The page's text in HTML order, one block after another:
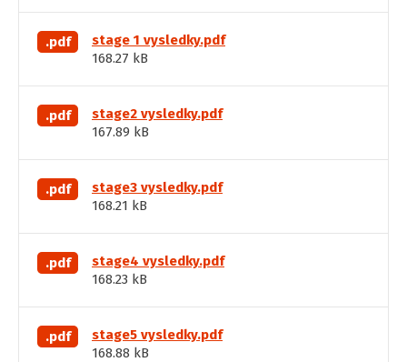
.pdf
stage 1 vysledky.pdf
168.27 kB
.pdf
stage2 vysledky.pdf
167.89 kB
.pdf
stage3 vysledky.pdf
168.21 kB
.pdf
stage4 vysledky.pdf
168.23 kB
.pdf
stage5 vysledky.pdf
168.88 kB